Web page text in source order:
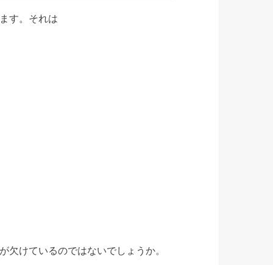
す。それは
けているのではないでしょうか。